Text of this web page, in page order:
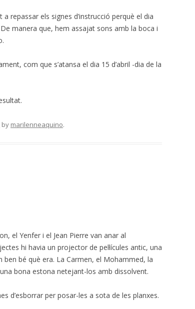
repassar els signes d’instrucció perquè el dia
manera que, hem assajat sons amb la boca i
com que s’atansa el dia 15 d’abril -dia de la
by marilenneaquino.
el Yenfer i el Jean Pierre van anar al
hi havia un projector de pel·lícules antic, una
bé què era. La Carmen, el Mohammed, la
bona estona netejant-los amb dissolvent.
d’esborrar per posar-les a sota de les planxes.